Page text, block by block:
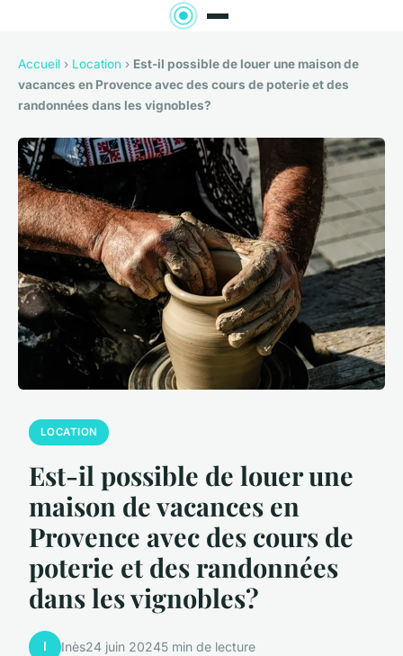
Accueil › Location › Est-il possible de louer une maison de
vacances en Provence avec des cours de poterie et des
randonnées dans les vignobles?
LOCATION
Est-il possible de louer une
maison de vacances en
Provence avec des cours de
poterie et des randonnées
dans les vignobles?
I Inès24 juin 20245 min de lecture